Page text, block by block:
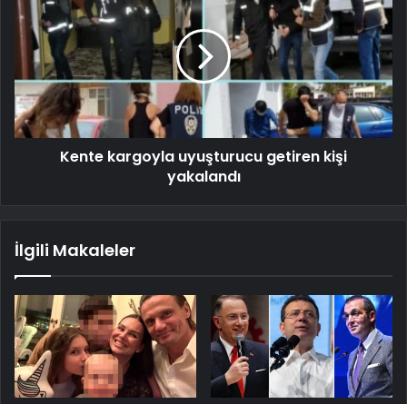
Kente kargoyla uyuşturucu getiren kişi
yakalandı
İlgili Makaleler